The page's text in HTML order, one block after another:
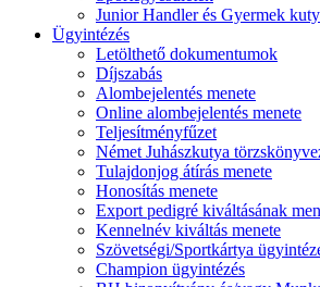
Junior Handler és Gyermek
Ügyintézés
Letölthető dokumentumok
Díjszabás
Alombejelentés menete
Online alombejelentés menete
Teljesítményfűzet
Német Juhászkutya
Tulajdonjog átírás menete
Honosítás menete
Export pedigré kiváltásának
Kennelnév kiváltás menete
Szövetségi/Sportkártya
Champion ügyintézés